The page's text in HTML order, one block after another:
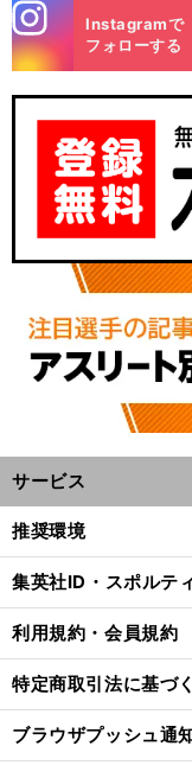
m
Instagramで
フォローする
サービス
推奨環境
集英社ID・スポルテ
利用規約・会員規約
特定商取引法に基づ
ブラウザプッシュ通